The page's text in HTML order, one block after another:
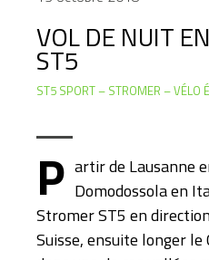
VOL DE NUIT
ST5
ST5 SPORT STROMER VÉLO
P artir de Lausanne
Domodossola en
Stromer ST5 en
Suisse, ensuite longer